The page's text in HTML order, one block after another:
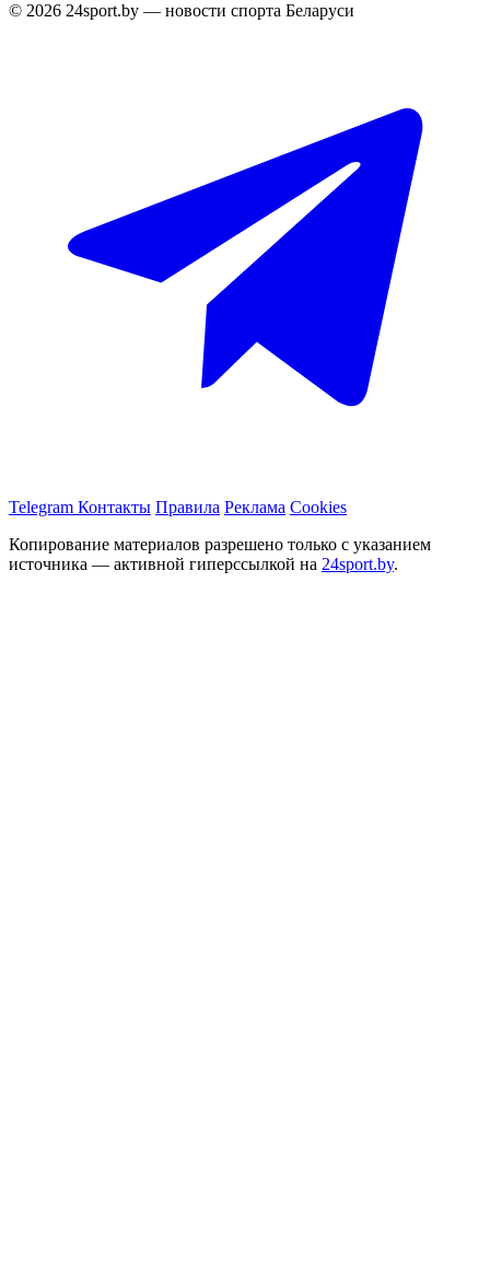
© 2026 24sport.by — новости спорта Беларуси
Telegram Контакты Правила Реклама Cookies
Копирование материалов разрешено только с указанием
источника — активной гиперссылкой на 24sport.by.